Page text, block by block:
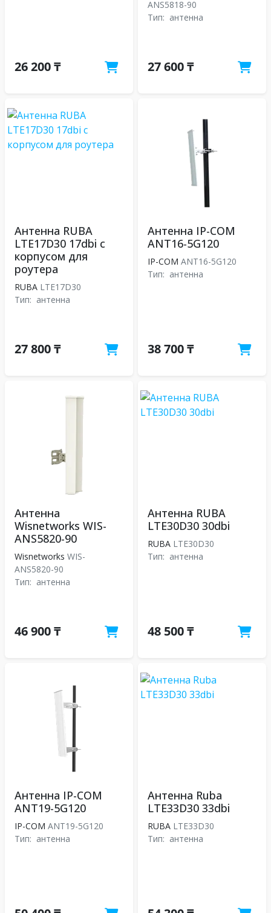
26 200 ₸
ANS5818-90
Тип: антенна
27 600 ₸
Антенна RUBA
LTE17D30 17dbi с
корпусом для
роутера
RUBA LTE17D30
Тип: антенна
27 800 ₸
Антенна IP-COM
ANT16-5G120
IP-COM ANT16-5G120
Тип: антенна
38 700 ₸
Антенна
Wisnetworks WIS-
ANS5820-90
Wisnetworks WIS-
ANS5820-90
Тип: антенна
46 900 ₸
Антенна RUBA
LTE30D30 30dbi
RUBA LTE30D30
Тип: антенна
48 500 ₸
Антенна IP-COM
ANT19-5G120
IP-COM ANT19-5G120
Тип: антенна
Антенна Ruba
LTE33D30 33dbi
RUBA LTE33D30
Тип: антенна